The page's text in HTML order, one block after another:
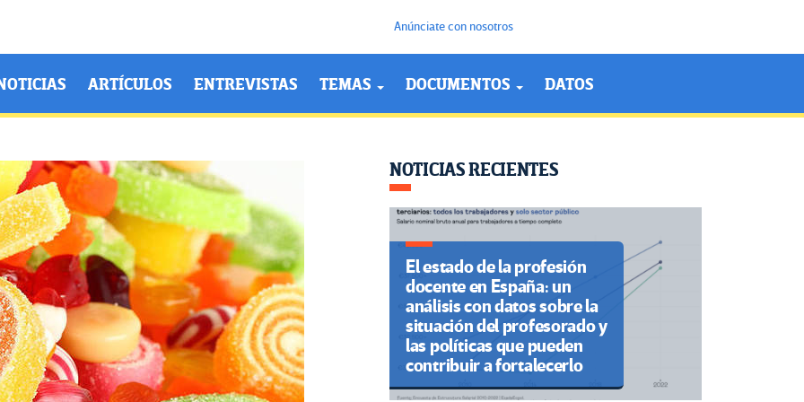
Anúnciate con nosotros
ARTÍCULOS ENTREVISTAS TEMAS DOCUMENTOS DATOS
NOTICIAS RECIENTES
El estado de la profesión
docente en España: un
análisis con datos sobre la
situación del profesorado y
las políticas que pueden
contribuir a fortalecerlo